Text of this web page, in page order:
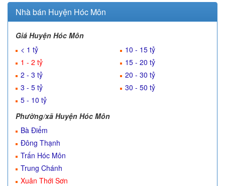
Nhà bán Huyện Hóc Môn
Giá Huyện Hóc Môn
< 1 tỷ
1 - 2 tỷ
2 - 3 tỷ
3 - 5 tỷ
5 - 10 tỷ
10 - 15 tỷ
15 - 20 tỷ
20 - 30 tỷ
30 - 50 tỷ
Phường/xã Huyện Hóc Môn
Bà Điểm
Đông Thạnh
Trấn Hóc Môn
Trung Chánh
Xuân Thới Sơn